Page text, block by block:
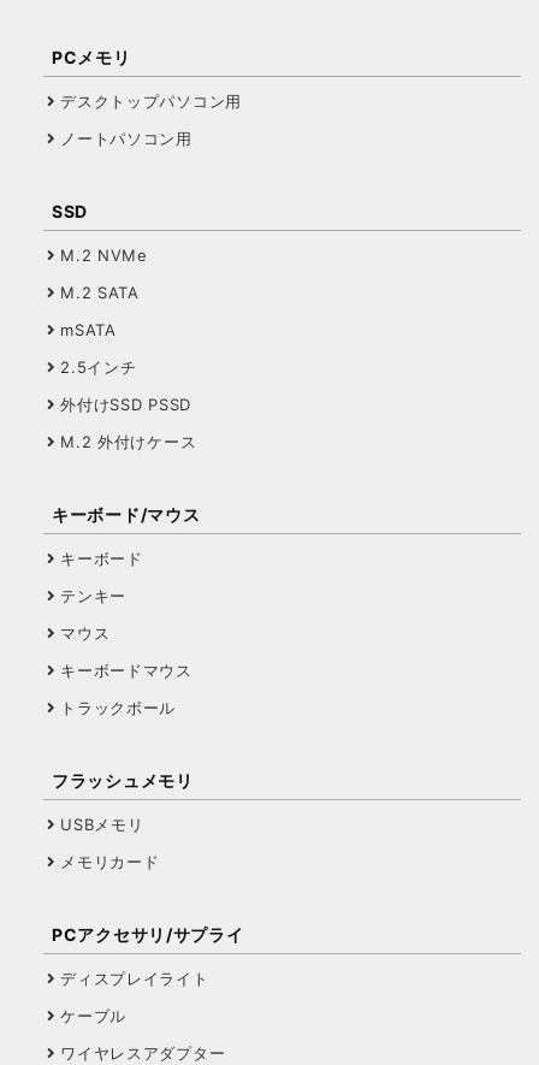
PCメモリ
デスクトップパソコン用
ノートパソコン用
SSD
M.2 NVMe
M.2 SATA
mSATA
2.5インチ
外付けSSD PSSD
M.2 外付けケース
キーボード/マウス
キーボード
テンキー
マウス
キーボードマウス
トラックボール
フラッシュメモリ
USBメモリ
メモリカード
PCアクセサリ/サプライ
ディスプレイライト
ケーブル
ワイヤレスアダプター